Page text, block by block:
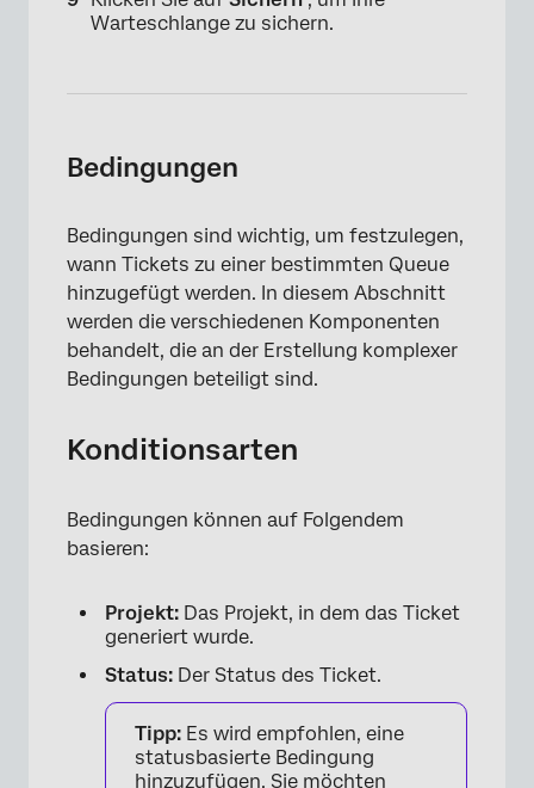
Warteschlange zu sichern.
Bedingungen
Bedingungen sind wichtig, um festzulegen,
wann Tickets zu einer bestimmten Queue
hinzugefügt werden. In diesem Abschnitt
werden die verschiedenen Komponenten
behandelt, die an der Erstellung komplexer
Bedingungen beteiligt sind.
Konditionsarten
Bedingungen können auf Folgendem
basieren:
Projekt: Das Projekt, in dem das Ticket
generiert wurde.
Status: Der Status des Ticket.
Tipp: Es wird empfohlen, eine
statusbasierte Bedingung
hinzuzufügen. Sie möchten